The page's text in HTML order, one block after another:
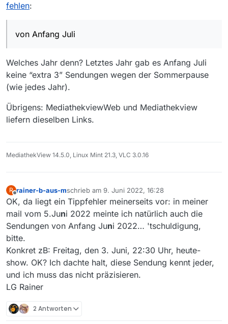
Da ich sie von MediathekviewWeb aus
diesen traurigen Zeiten etwa nix mehr zu
Lachen haben?
Mir wäre es lieb, wenn sie auch via
‘Mediathekview’ erreichbar wären!
fehlen:
von Anfang Juli
Welches Jahr denn? Letztes Jahr gab es Anfang Juli
keine “extra 3” Sendungen wegen der Sommerpause
(wie jedes Jahr).
Übrigens: MediathekviewWeb und Mediathekview
liefern dieselben Links.
MediathekView 14.5.0, Linux Mint 21.3, VLC 3.0.16
R
Offline
rainer-b-aus-mschrieb am 9. Juni 2022, 16:28
zuletzt editiert von
OK, da liegt ein Tippfehler meinerseits vor: in meiner
mail vom 5.Juni 2022 meinte ich natürlich auch die
Sendungen von Anfang Juni 2022… 'tschuldigung,
bitte.
Konkret zB: Freitag, den 3. Juni, 22:30 Uhr, heute-
show. OK? Ich dachte halt, diese Sendung kennt jeder,
und ich muss das nicht präzisieren.
LG Rainer
2 Antworten